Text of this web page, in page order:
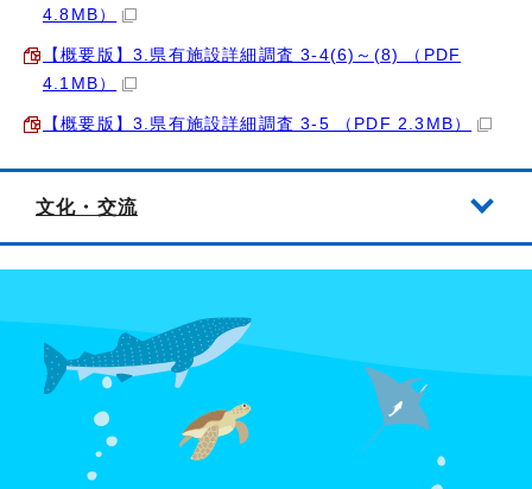
4.8MB）
【概要版】3.県有施設詳細調査 3-4(6)～(8) （PDF
4.1MB）
【概要版】3.県有施設詳細調査 3-5 （PDF 2.3MB）
文化・交流